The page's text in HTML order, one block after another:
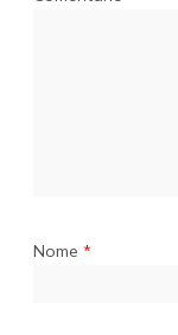
Nome *